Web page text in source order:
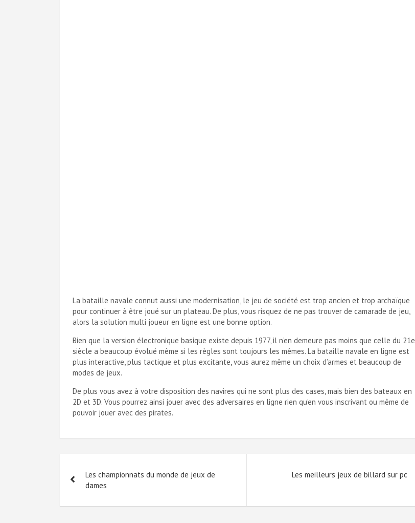
La bataille navale connut aussi une modernisation, le jeu de société est trop ancien et trop archaïque
pour continuer à être joué sur un plateau. De plus, vous risquez de ne pas trouver de camarade de jeu,
alors la solution multi joueur en ligne est une bonne option.
Bien que la version électronique basique existe depuis 1977, il n’en demeure pas moins que celle du 21e
siècle a beaucoup évolué même si les règles sont toujours les mêmes. La bataille navale en ligne est
plus interactive, plus tactique et plus excitante, vous aurez même un choix d’armes et beaucoup de
modes de jeux.
De plus vous avez à votre disposition des navires qui ne sont plus des cases, mais bien des bateaux en
2D et 3D. Vous pourrez ainsi jouer avec des adversaires en ligne rien qu’en vous inscrivant ou même de
pouvoir jouer avec des pirates.
de
l’article
Les championnats du monde de jeux de
dames
Les meilleurs jeux de billard sur pc